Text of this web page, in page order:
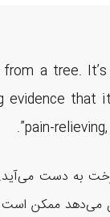
from a tree.
evidence that
pain-
به دست
می‌دهد ممکن است